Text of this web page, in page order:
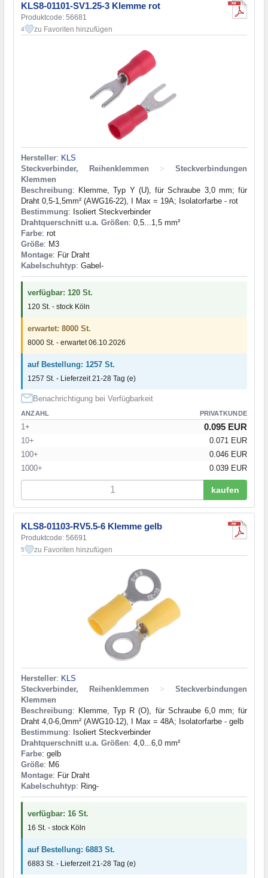
KLS8-01101-SV1.25-3 Klemme rot
Produktcode: 56681
4 zu Favoriten hinzufügen
Hersteller: KLS
Steckverbinder, Reihenklemmen
>
Steckverbindungen
Klemmen
Beschreibung: Klemme, Typ Y (U), für Schraube 3,0 mm; für
Draht 0,5-1,5mm² (AWG16-22), I Max = 19A; Isolatorfarbe - rot
Bestimmung: Isoliert Steckverbinder
Drahtquerschnitt u.a. Größen: 0,5...1,5 mm²
Farbe: rot
Größe: M3
Montage: Für Draht
Kabelschuhtyp: Gabel-
verfügbar: 120 St.
120 St. - stock Köln
erwartet: 8000 St.
8000 St. - erwartet 06.10.2026
auf Bestellung: 1257 St.
1257 St. - Lieferzeit 21-28 Tag (e)
Benachrichtigung bei Verfügbarkeit
ANZAHL PRIVATKUNDE
1+ 0.095 EUR
10+
0.071 EUR
100+
0.046 EUR
1000+
0.039 EUR
kaufen
KLS8-01103-RV5.5-6 Klemme gelb
Produktcode: 56691
5 zu Favoriten hinzufügen
Hersteller: KLS
Steckverbinder, Reihenklemmen
>
Steckverbindungen
Klemmen
Beschreibung: Klemme, Typ R (O), für Schraube 6,0 mm; für
Draht 4,0-6,0mm² (AWG10-12), I Max = 48A; Isolatorfarbe - gelb
Bestimmung: Isoliert Steckverbinder
Drahtquerschnitt u.a. Größen: 4,0...6,0 mm²
Farbe: gelb
Größe: M6
Montage: Für Draht
Kabelschuhtyp: Ring-
verfügbar: 16 St.
16 St. - stock Köln
auf Bestellung: 6883 St.
6883 St. - Lieferzeit 21-28 Tag (e)